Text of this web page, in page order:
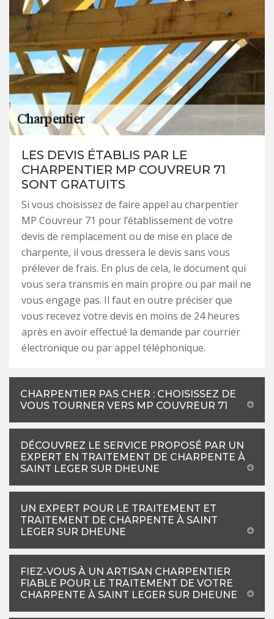
LES DEVIS ÉTABLIS PAR LE
CHARPENTIER MP COUVREUR 71
SONT GRATUITS
Si vous choisissez de faire appel au charpentier
MP Couvreur 71 pour l’établissement de votre
devis de remplacement ou de mise en place de
charpente, il vous dressera le devis sans vous
prélever de frais. En plus de cela, le document qui
vous sera transmis en main propre ou par mail ne
vous engage pas. Il faut en outre préciser que
vous recevez votre devis en moins de 24 heures
après en avoir effectué la demande par courrier
électronique ou par appel téléphonique.
CHARPENTIER PAS CHER : CHOISISSEZ DE
VOUS TOURNER VERS MP COUVREUR 71
DÉCOUVREZ LE SERVICE PROPOSÉ PAR UN
EXPERT EN TRAITEMENT DE CHARPENTE À
SAINT LEGER SUR DHEUNE
UN EXPERT POUR LE TRAITEMENT ET
TRAITEMENT DE CHARPENTE À SAINT
LEGER SUR DHEUNE
FIEZ-VOUS À UN ARTISAN CHARPENTIER
FIABLE POUR LE TRAITEMENT DE VOTRE
CHARPENTE À SAINT LEGER SUR DHEUNE